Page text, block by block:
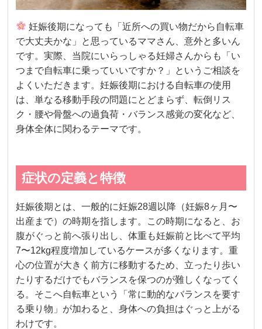
妊娠後期になっても「近所への買い物だから自転車
で大丈夫かな」と思っているママさん、意外と多いん
です。実際、当院にいらっしゃる妊婦さんからも「い
つまで自転車に乗っていいですか？」というご相談を
よくいただきます。妊娠後期における自転車の使用
は、単なる移動手段の問題にとどまらず、転倒リス
ク・腰や骨盤への過負荷・バランス感覚の変化など、
身体全体に関わるテーマです。
症状の定義と特徴
妊娠後期とは、一般的に妊娠28週以降（妊娠8ヶ月〜
出産まで）の時期を指します。この時期になると、お
腹がぐっと前へ張り出し、体重も妊娠前と比べて平均
7〜12kg程度増加しているケースが多くなります。重
心の位置が大きく前方に移動するため、立ったり歩い
たりするだけでもバランスを保つのが難しくなってく
る。そこへ自転車という「常に動的なバランスを要す
る乗り物」が加わると、身体への負担はぐっと上がる
わけです。